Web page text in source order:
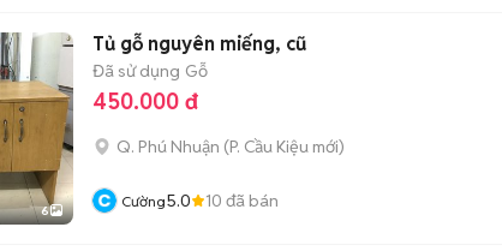
6
Tủ gỗ nguyên miếng, cũ
Đã sử dụng Gỗ
450.000 đ
Q. Phú Nhuận (P. Cầu Kiệu mới)
Cường5.0 10 đã bán